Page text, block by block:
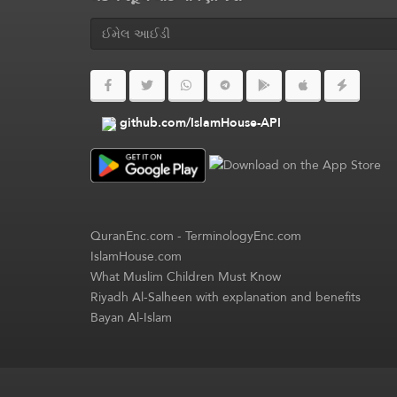
github.com/IslamHouse-API
QuranEnc.com-TerminologyEnc.com
IslamHouse.com
What Muslim Children Must Know
Riyadh Al-Salheen with explanation and benefits
Bayan Al-Islam